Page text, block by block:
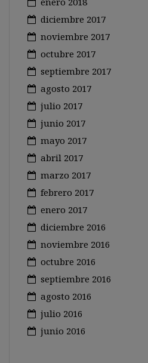
diciembre 2017
noviembre 2017
octubre 2017
septiembre 2017
agosto 2017
julio 2017
junio 2017
mayo 2017
abril 2017
marzo 2017
febrero 2017
enero 2017
diciembre 2016
noviembre 2016
octubre 2016
septiembre 2016
agosto 2016
julio 2016
junio 2016